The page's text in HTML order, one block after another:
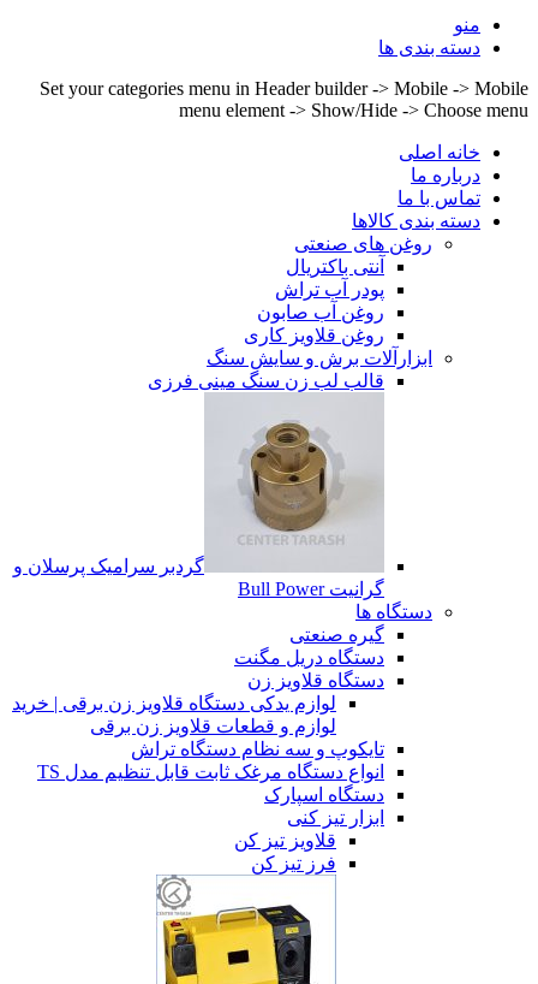
منو
دسته بندی ها
Set your categories menu in Header builder -> Mobile -> Mobile
menu element -> Show/Hide -> Choose menu
خانه اصلی
درباره ما
تماس با ما
دسته بندی کالاها
روغن های صنعتی
آنتی باکتریال
پودر آب تراش
روغن آب صابون
روغن قلاویز کاری
ابزارآلات برش و سایش سنگ
قالب لب زن سنگ مینی فرزی
گردبر سرامیک پرسلان و
گرانیت Bull Power
دستگاه ها
گیره صنعتی
دستگاه دریل مگنت
دستگاه قلاویز زن
لوازم یدکی دستگاه قلاویز زن برقی | خرید
لوازم و قطعات قلاویز زن برقی
تایکوپ و سه نظام دستگاه تراش
انواع دستگاه مرغک ثابت قابل تنظیم مدل TS
دستگاه اسپارک
ابزار تیز کنی
قلاویز تیز کن
فرز تیز کن